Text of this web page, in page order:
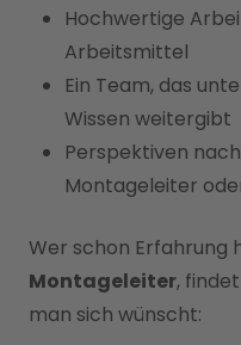
Hochwertige
Arbeitsmittel
Ein Team, das
Wissen weitergibt
Perspektiven nach
Montageleiter
Wer schon Erfahrung
Montageleiter,
man sich wünscht: